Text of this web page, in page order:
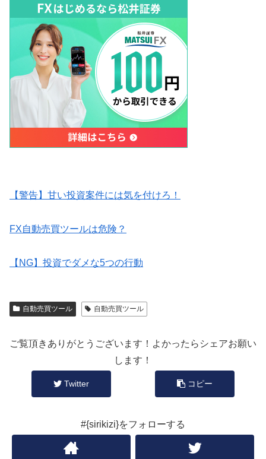
【警告】甘い投資案件には気を付けろ！
FX自動売買ツールは危険？
【NG】投資でダメな5つの行動
自動売買ツール 自動売買ツール
ご覧頂きありがとうございます！よかったらシェアお願い
します！
Twitter コピー
#{sirikizi}をフォローする